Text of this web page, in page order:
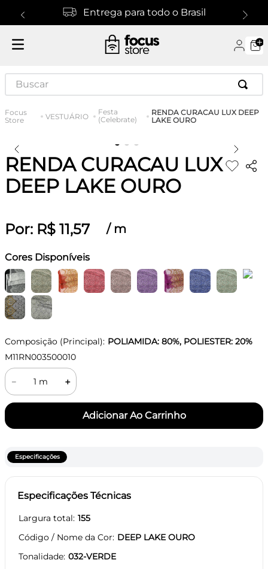
Entrega para todo o Brasil
Buscar
VESTUÁRIO
Festa
(Celebrate)
RENDA CURACAU LUX DEEP
LAKE OURO
RENDA CURACAU LUX
DEEP LAKE OURO
Por: R$ 11,57 / m
Cores Disponíveis
Composição (Principal): POLIAMIDA: 80%, POLIESTER: 20%
M11RN003500010
＋
－
Especificações
Especificações Técnicas
Largura total 155
Código / Nome da Cor DEEP LAKE OURO
Tonalidade 032-VERDE